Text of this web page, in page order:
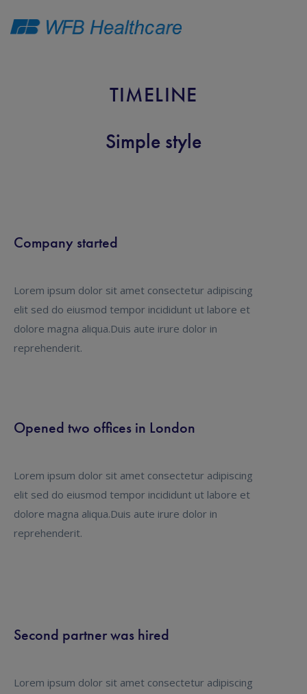
TIMELINE
Simple style
Company started
Lorem ipsum dolor sit amet consectetur adipiscing
elit sed do eiusmod tempor incididunt ut labore et
dolore magna aliqua.Duis aute irure dolor in
reprehenderit.
Opened two offices in London
Lorem ipsum dolor sit amet consectetur adipiscing
elit sed do eiusmod tempor incididunt ut labore et
dolore magna aliqua.Duis aute irure dolor in
reprehenderit.
Second partner was hired
Lorem ipsum dolor sit amet consectetur adipiscing